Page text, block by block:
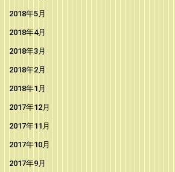
2018年5月
2018年4月
2018年3月
2018年2月
2018年1月
2017年12月
2017年11月
2017年10月
2017年9月